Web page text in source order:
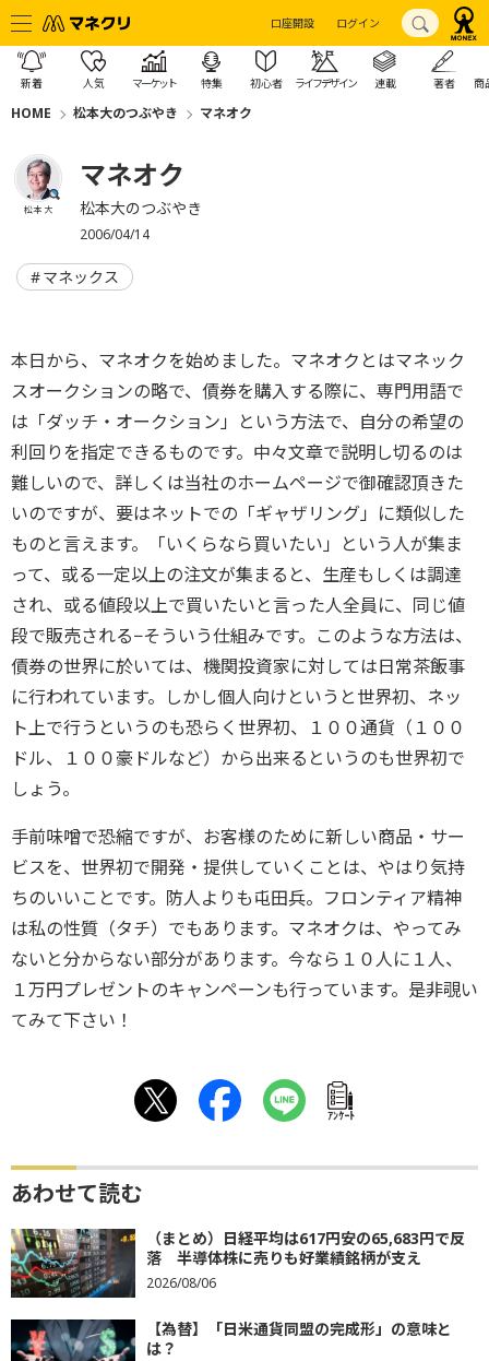
口座開設 ログイン
新着 人気 マーケット 特集 初心者 ライフデザイン 連載 著者 商
HOME 松本大のつぶやき マネオク
松本 大
マネオク
松本大のつぶやき
2006/04/14
マネックス
本日から、マネオクを始めました。マネオクとはマネック
スオークションの略で、債券を購入する際に、専門用語で
は「ダッチ・オークション」という方法で、自分の希望の
利回りを指定できるものです。中々文章で説明し切るのは
難しいので、詳しくは当社のホームページで御確認頂きた
いのですが、要はネットでの「ギャザリング」に類似した
ものと言えます。「いくらなら買いたい」という人が集ま
って、或る一定以上の注文が集まると、生産もしくは調達
され、或る値段以上で買いたいと言った人全員に、同じ値
段で販売される−そういう仕組みです。このような方法は、
債券の世界に於いては、機関投資家に対しては日常茶飯事
に行われています。しかし個人向けというと世界初、ネッ
ト上で行うというのも恐らく世界初、１００通貨（１００
ドル、１００豪ドルなど）から出来るというのも世界初で
しょう。
手前味噌で恐縮ですが、お客様のために新しい商品・サー
ビスを、世界初で開発・提供していくことは、やはり気持
ちのいいことです。防人よりも屯田兵。フロンティア精神
は私の性質（タチ）でもあります。マネオクは、やってみ
ないと分からない部分があります。今なら１０人に１人、
１万円プレゼントのキャンペーンも行っています。是非覗い
てみて下さい！
ｱﾝｹｰﾄ
あわせて読む
（まとめ）日経平均は617円安の65,683円で反
落 半導体株に売りも好業績銘柄が支え
2026/08/06
【為替】「日米通貨同盟の完成形」の意味と
は？